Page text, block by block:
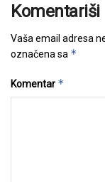
Komentariši
Vaša email adresa
označena sa *
Komentar *